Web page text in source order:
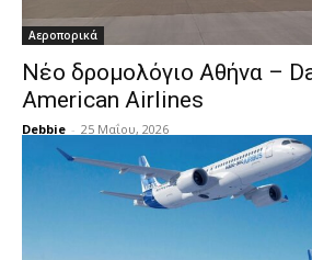
Αεροπορικά
Νέο δρομολόγιο Αθήνα –
American Airlines
Debbie - 25 Μαΐου, 2026